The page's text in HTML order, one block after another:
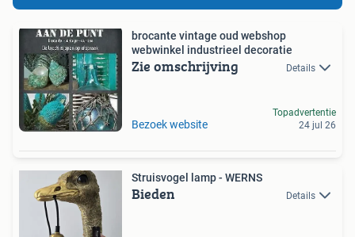
brocante vintage oud webshop
webwinkel industrieel decoratie
Zie omschrijving Details
Bezoek website
Topadvertentie
24 jul 26
Struisvogel lamp - WERNS
Bieden Details